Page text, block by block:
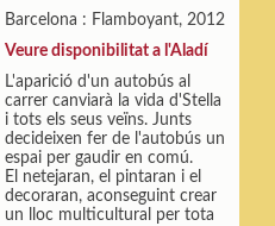
Barcelona : Flamboyant, 2012
Veure disponibilitat a l'Aladí
L'aparició d'un autobús al
carrer canviarà la vida d'Stella
i tots els seus veïns. Junts
decideixen fer de l'autobús un
espai per gaudir en comú.
El netejaran, el pintaran i el
decoraran, aconseguint crear
un lloc multicultural per tota